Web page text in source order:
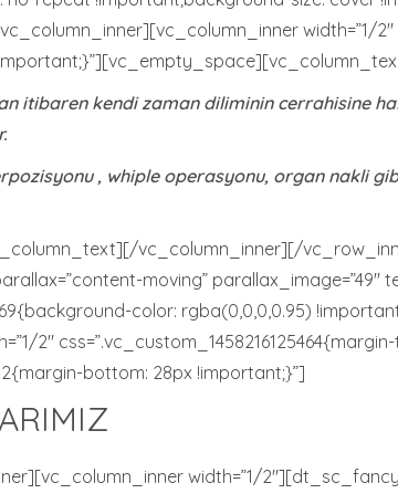
vc_column_inner][vc_column_inner
itibaren kendi zaman diliminin cerrahisine
, whiple operasyonu, organ nakli
vc_column_inner][/
moving” parallax_image=”49″
color: rgba(0,0,0,0.95)
2″
bottom: 28px !important;}”]
width=”1/